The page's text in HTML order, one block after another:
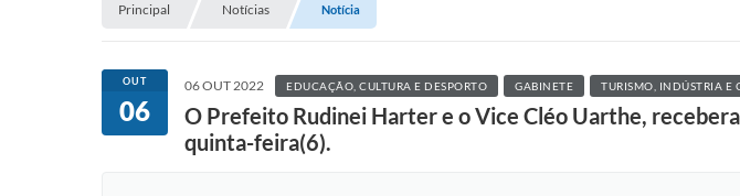
Principal Notícias Notícia
OUT
06
06 OUT 2022 EDUCAÇÃO, CULTURA E DESPORTO GABINETE TURISMO, INDÚSTRIA E
O Prefeito Rudinei Harter e o Vice Cléo Uarthe,
quinta-feira(6).